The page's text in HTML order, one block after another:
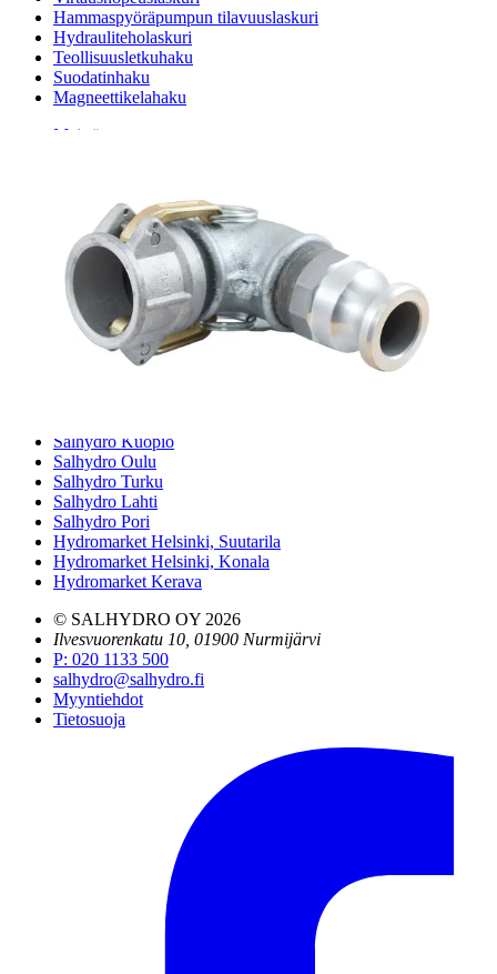
Hammaspyöräpumpun tilavuuslaskuri
Hydrauliteholaskuri
Teollisuusletkuhaku
Suodatinhaku
Magneettikelahaku
Meistä
Messut ja tapahtumat
Laskutustiedot
Tilinavaushakemus
Jälleenmyyjät
Yhteystiedot
Pääkonttori ja logistiikkakeskus
Salhydro Kuopio
Salhydro Oulu
Salhydro Turku
Salhydro Lahti
Salhydro Pori
Hydromarket Helsinki, Suutarila
Hydromarket Helsinki, Konala
Hydromarket Kerava
© SALHYDRO OY 2026
Ilvesvuorenkatu 10, 01900 Nurmijärvi
P: 020 1133 500
salhydro@salhydro.fi
Myyntiehdot
Tietosuoja